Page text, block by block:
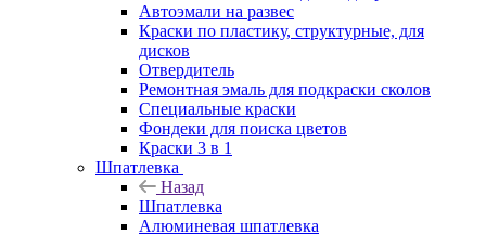
Автоэмали на развес
Краски по пластику, структурные, для
дисков
Отвердитель
Ремонтная эмаль для подкраски сколов
Специальные краски
Фондеки для поиска цветов
Краски 3 в 1
Шпатлевка
Назад
Шпатлевка
Алюминевая шпатлевка